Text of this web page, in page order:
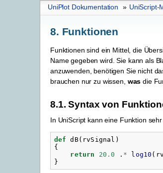
UniPlot Dokumentation » UniScript-
8. Funktionen
Funktionen sind ein Mittel, die
Name gegeben wird. Sie kann als
anzuwenden, benötigen Sie nicht
brauchen nur zu wissen, was die
8.1.Syntax von
In UniScript kann eine Funktion
def dB( rvSignal )
{
return
20.0 . * log10 (
}